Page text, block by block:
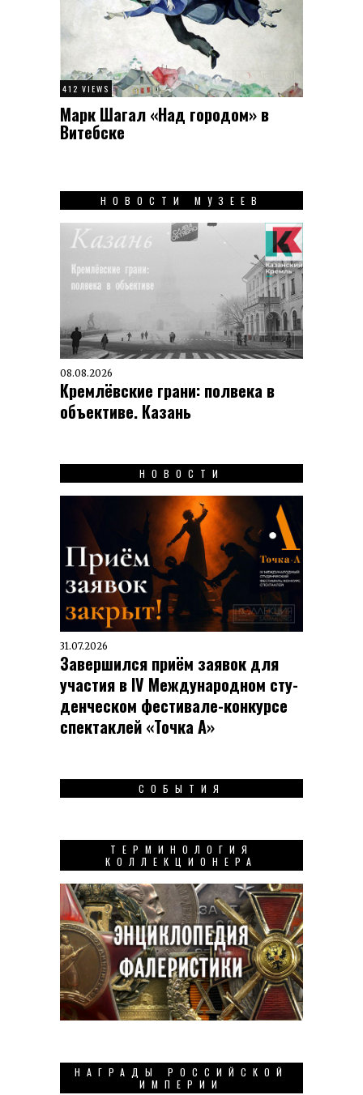
412 VIEWS
Марк Шагал «Над городом» в
Витебске
НОВОСТИ МУЗЕЕВ
08.08.2026
Кремлёвские грани: полвека в
объективе. Казань
НОВОСТИ
31.07.2026
Завершился приём заявок для
участия в IV Меж­ду­на­род­ном сту­
ден­чес­ком фес­ти­вале-кон­кур­се
спек­таклей «Точка А»
СОБЫТИЯ
ТЕРМИНОЛОГИЯ
КОЛЛЕКЦИОНЕРА
НАГРАДЫ РОССИЙСКОЙ
ИМПЕРИИ